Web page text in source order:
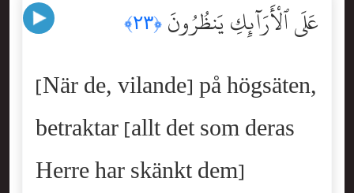
عَلَى ٱلْأَرَآئِكِ يَنظُرُونَ ﴿٢٣﴾
[När de, vilande] på högsäten,
betraktar [allt det som deras
Herre har skänkt dem]